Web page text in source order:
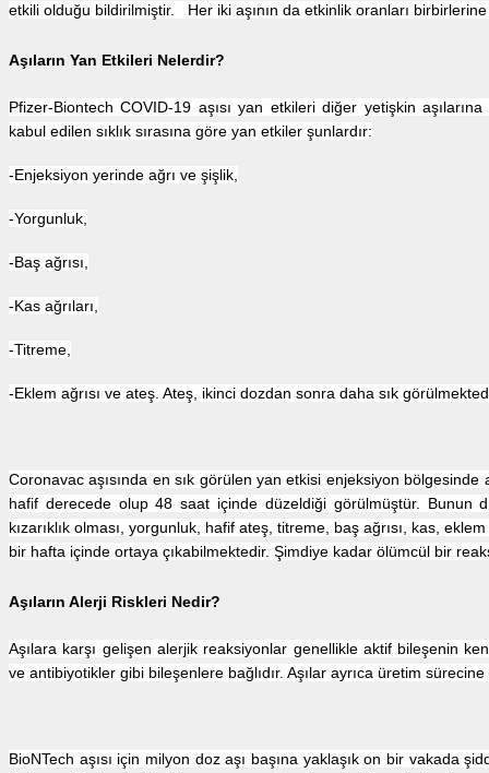
etkili olduğu bildirilmiştir. Her iki aşının da etkinlik oranları
Aşıların Yan Etkileri Nelerdir?
Pfizer-Biontech COVID-19 aşısı yan etkileri diğer yetişkin
kabul edilen sıklık sırasına göre yan etkiler şunlardır:
-Enjeksiyon yerinde ağrı ve şişlik,
-Yorgunluk,
-Baş ağrısı,
-Kas ağrıları,
-Titreme,
-Eklem ağrısı ve ateş. Ateş, ikinci dozdan sonra daha sık
Coronavac aşısında en sık görülen yan etkisi enjeksiyon
hafif derecede olup 48 saat içinde düzeldiği görülmüştür. Bunun
kızarıklık olması, yorgunluk, hafif ateş, titreme, baş ağrısı, kas,
bir hafta içinde ortaya çıkabilmektedir. Şimdiye kadar ölümcül bir
Aşıların Alerji Riskleri Nedir?
Aşılara karşı gelişen alerjik reaksiyonlar genellikle aktif bileşenin
ve antibiyotikler gibi bileşenlere bağlıdır. Aşılar ayrıca üretim
BioNTech aşısı için milyon doz aşı başına yaklaşık on bir vakada